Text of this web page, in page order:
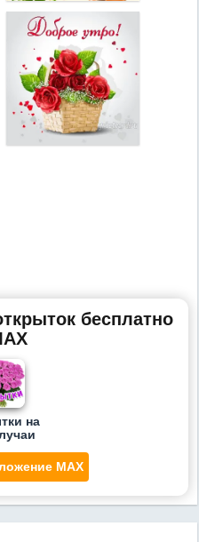
бесплатно
на
MAX